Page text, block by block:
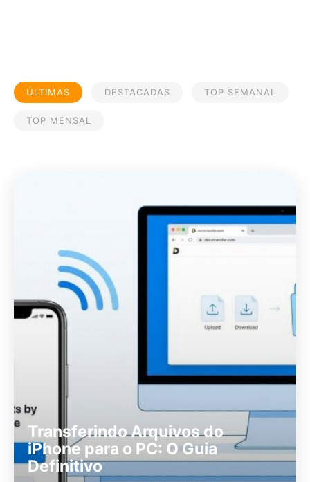
ÚLTIMAS DESTACADAS TOP SEMANAL
TOP MENSAL
Transferindo Arquivos do
iPhone para o PC: O Guia
Definitivo